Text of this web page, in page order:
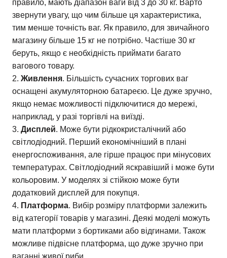
правило, мають діапазон ваги від 3 до 30 кг. Варто
звернути увагу, що чим більше ця характеристика,
тим менше точність ваг. Як правило, для звичайного
магазину більше 15 кг не потрібно. Частіше 30 кг
беруть, якщо є необхідність приймати багато
вагового товару.
Живлення. Більшість сучасних торгових ваг
оснащені акумуляторною батареєю. Це дуже зручно,
якщо немає можливості підключитися до мережі,
наприклад, у разі торгівлі на виїзді.
Дисплей. Може бути рідкокристалічний або
світлодіодний. Перший економічніший в плані
енергоспоживання, але гірше працює при мінусових
температурах. Світлодіодний яскравіший і може бути
кольоровим. У моделях зі стійкою може бути
додатковий дисплей для покупця.
Платформа. Вибір розміру платформи залежить
від категорії товарів у магазині. Деякі моделі можуть
мати платформи з бортиками або відгинами. Також
можливе підвісне платформа, що дуже зручно при
ваганні живої риби.